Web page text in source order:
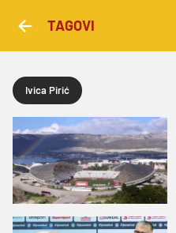
TAGOVI
Ivica Pirić